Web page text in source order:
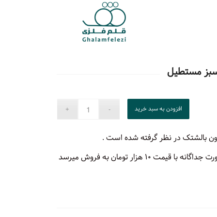
مستطیل
افزودن به سبد خرید
بالشتک در نظر گرفته شده است .
بالشتک کوسن مستطیل به صورت جداگانه با قیمت ۱۰ هزار تومان به فروش میرسد